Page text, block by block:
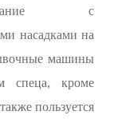
с
насадками на
машины
кроме
пользуется